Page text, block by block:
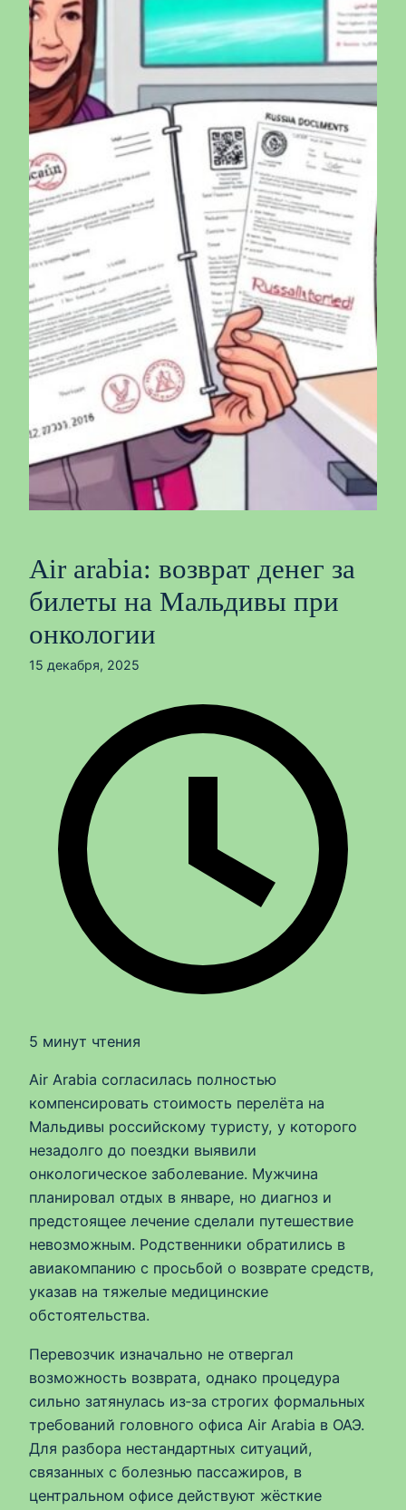
Air arabia: возврат денег за
билеты на Мальдивы при
онкологии
15 декабря, 2025
5 минут чтения
Air Arabia согласилась полностью
компенсировать стоимость перелёта на
Мальдивы российскому туристу, у которого
незадолго до поездки выявили
онкологическое заболевание. Мужчина
планировал отдых в январе, но диагноз и
предстоящее лечение сделали путешествие
невозможным. Родственники обратились в
авиакомпанию с просьбой о возврате средств,
указав на тяжелые медицинские
обстоятельства.
Перевозчик изначально не отвергал
возможность возврата, однако процедура
сильно затянулась из‑за строгих формальных
требований головного офиса Air Arabia в ОАЭ.
Для разбора нестандартных ситуаций,
связанных с болезнью пассажиров, в
центральном офисе действуют жёсткие